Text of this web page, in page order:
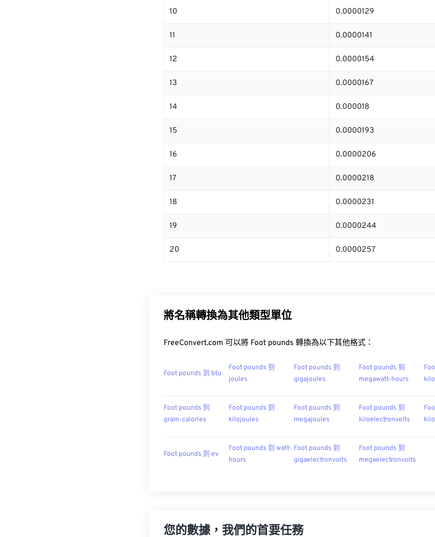
10 0.0000129
11 0.0000141
12 0.0000154
13 0.0000167
14 0.000018
15 0.0000193
16 0.0000206
17 0.0000218
18 0.0000231
19 0.0000244
20 0.0000257
將名稱轉換為其他類型單位
FreeConvert.com 可以將 Foot pounds 轉換為以下其他格式：
Foot pounds 到 btu
Foot pounds 到
joules
Foot pounds 到
gigajoules
Foot pounds 到
megawatt-hours
Foot pounds 到
gram-calories
Foot pounds 到
kilojoules
Foot pounds 到
megajoules
Foot pounds 到
kiloelectronvolts
Foot pounds 到 ev
Foot pounds 到 watt-
hours
Foot pounds 到
gigaelectronvolts
Foot pounds 到
megaelectronvolts
您的數據，我們的首要任務